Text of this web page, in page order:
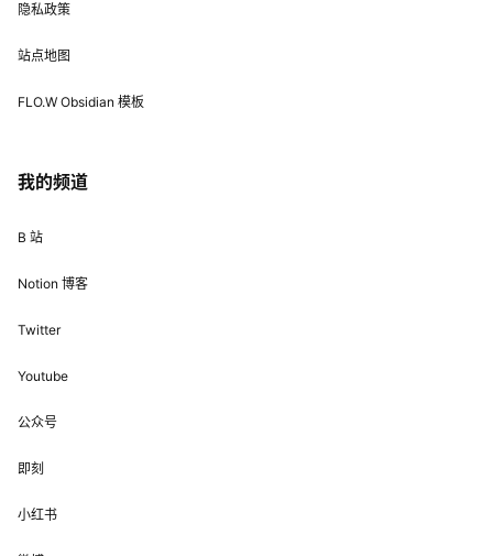
隐私政策
站点地图
FLO.W Obsidian 模板
我的频道
B 站
Notion 博客
Twitter
Youtube
公众号
即刻
小红书